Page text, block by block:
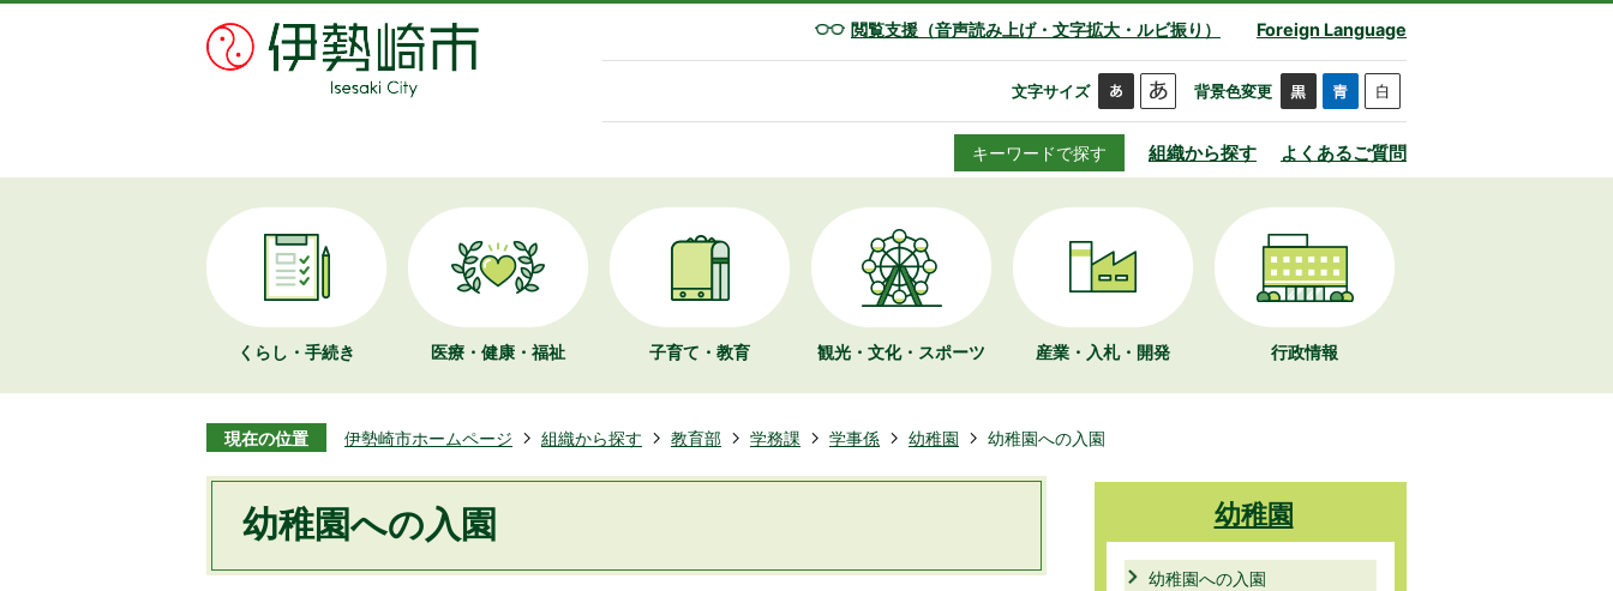
閲覧支援（音声読み上げ・文字拡大・ルビ振り） Foreign Language
文字サイズ 背景色変更
キーワードで探す 組織から探す よくあるご質問
くらし・手続き 医療・健康・福祉 子育て・教育 観光・文化・ スポーツ 産業・入札・開発 行政情報
現在の位置 伊勢崎市ホームページ 組織から探す 教育部 学務課 学事係 幼稚園 幼稚園への入園
幼稚園への入園 幼稚園
幼稚園への入園